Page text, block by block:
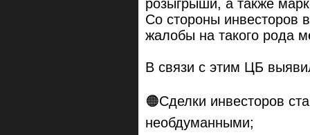
розыгрыши, а также
Со стороны инвесторов
жалобы на такого рода
В связи с этим ЦБ
🟠Сделки инвесторов
необдуманными;